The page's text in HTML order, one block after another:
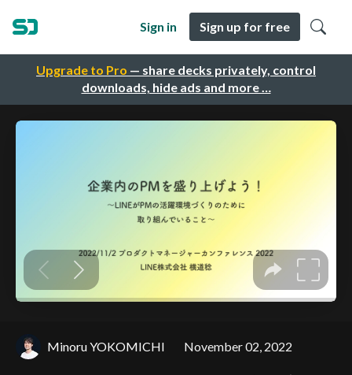
Upgrade to Pro — share decks privately, control
downloads, hide ads and more …
Sign in Sign up for free
Minoru YOKOMICHI November 02, 2022